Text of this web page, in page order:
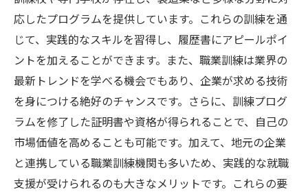
応したプログラムを提供しています。これらの訓練を通
じて、実践的なスキルを習得し、履歴書にアピールポイ
ントを加えることができます。また、職業訓練は業界の
最新トレンドを学べる機会でもあり、企業が求める技術
を身につける絶好のチャンスです。さらに、訓練プログ
ラムを修了した証明書や資格が得られることで、自己の
市場価値を高めることも可能です。加えて、地元の企業
と連携している職業訓練機関も多いため、実践的な就職
支援が受けられるのも大きなメリットです。これらの要